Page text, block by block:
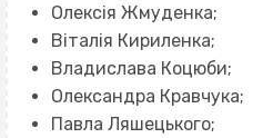
Олексія Жмуденка;
Віталія Кириленка;
Владислава Коцюби;
Олександра Кравчука;
Павла Ляшецького;